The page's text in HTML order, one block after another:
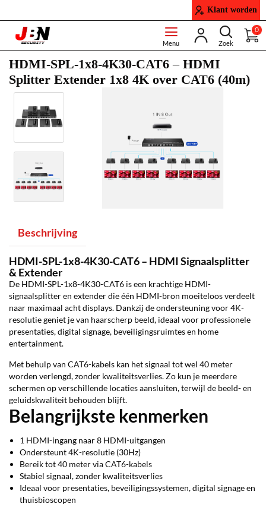
Klant worden
0
HDMI-SPL-1x8-4K30-CAT6 – HDMI
Splitter Extender 1x8 4K over CAT6 (40m)
Beschrijving
HDMI-SPL-1x8-4K30-CAT6 – HDMI Signaalsplitter
& Extender
De HDMI-SPL-1x8-4K30-CAT6 is een krachtige HDMI-
signaalsplitter en extender die één HDMI-bron moeiteloos verdeelt
naar maximaal acht displays. Dankzij de ondersteuning voor 4K-
resolutie geniet je van haarscherp beeld, ideaal voor professionele
presentaties, digital signage, beveiligingsruimtes en home
entertainment.
Met behulp van CAT6-kabels kan het signaal tot wel 40 meter
worden verlengd, zonder kwaliteitsverlies. Zo kun je meerdere
schermen op verschillende locaties aansluiten, terwijl de beeld- en
geluidskwaliteit behouden blijft.
Belangrijkste kenmerken
1 HDMI-ingang naar 8 HDMI-uitgangen
Ondersteunt 4K-resolutie (30Hz)
Bereik tot 40 meter via CAT6-kabels
Stabiel signaal, zonder kwaliteitsverlies
Ideaal voor presentaties, beveiligingssystemen, digital signage en
thuisbioscopen